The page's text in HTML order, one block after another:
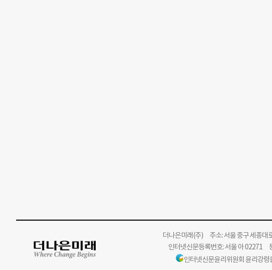
더나은미래(주)주소: 서울 중구 세종대
인터넷신문등록번호: 서울 아 02271
인터넷신문윤리위원회 윤리강령